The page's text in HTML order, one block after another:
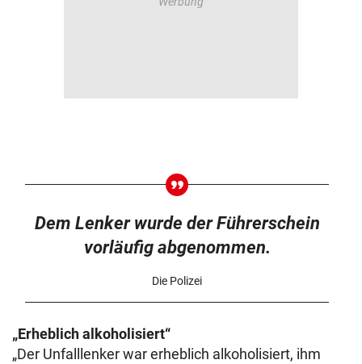
Dem Lenker wurde der Führerschein
vorläufig abgenommen.
Die Polizei
„Erheblich alkoholisiert“
„Der Unfalllenker war erheblich alkoholisiert, ihm